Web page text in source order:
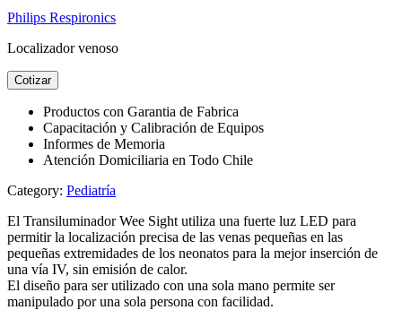
Philips Respironics
Localizador venoso
Cotizar
Productos con Garantia de Fabrica
Capacitación y Calibración de Equipos
Informes de Memoria
Atención Domiciliaria en Todo Chile
Category: Pediatría
El Transiluminador Wee Sight utiliza una fuerte luz LED para
permitir la localización precisa de las venas pequeñas en las
pequeñas extremidades de los neonatos para la mejor inserción de
una vía IV, sin emisión de calor.
El diseño para ser utilizado con una sola mano permite ser
manipulado por una sola persona con facilidad.